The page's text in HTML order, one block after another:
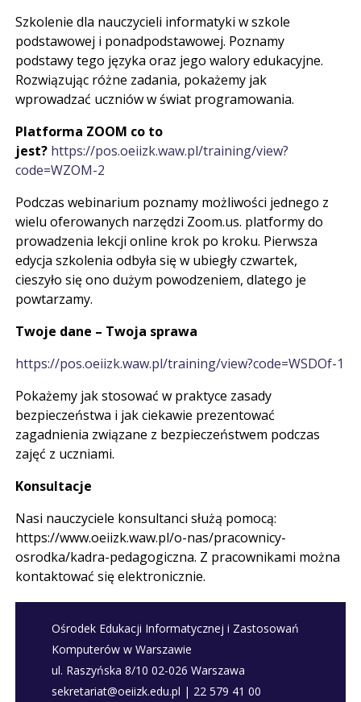
Szkolenie dla nauczycieli informatyki w szkole
podstawowej i ponadpodstawowej. Poznamy
podstawy tego języka oraz jego walory edukacyjne.
Rozwiązując różne zadania, pokażemy jak
wprowadzać uczniów w świat programowania.
Platforma ZOOM co to
jest? https://pos.oeiizk.waw.pl/training/view?
code=WZOM-2
Podczas webinarium poznamy możliwości jednego z
wielu oferowanych narzędzi Zoom.us. platformy do
prowadzenia lekcji online krok po kroku. Pierwsza
edycja szkolenia odbyła się w ubiegły czwartek,
cieszyło się ono dużym powodzeniem, dlatego je
powtarzamy.
Twoje dane – Twoja sprawa
https://pos.oeiizk.waw.pl/training/view?code=WSDOf-1
Pokażemy jak stosować w praktyce zasady
bezpieczeństwa i jak ciekawie prezentować
zagadnienia związane z bezpieczeństwem podczas
zajęć z uczniami.
Konsultacje
Nasi nauczyciele konsultanci służą pomocą:
https://www.oeiizk.waw.pl/o-nas/pracownicy-
osrodka/kadra-pedagogiczna. Z pracownikami można
kontaktować się elektronicznie.
Ośrodek Edukacji Informatycznej i Zastosowań
Komputerów w Warszawie
ul. Raszyńska 8/10 02-026 Warszawa
sekretariat@oeiizk.edu.pl | 22 579 41 00